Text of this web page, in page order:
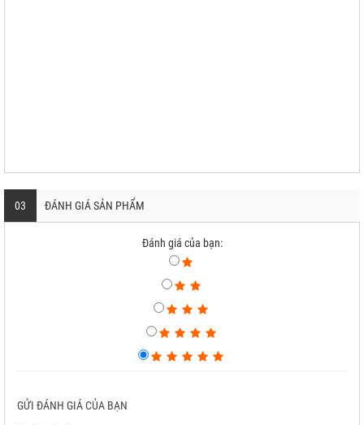
03 ĐÁNH GIÁ SẢN PHẨM
Đánh giá của bạn:
GỬI ĐÁNH GIÁ CỦA BẠN